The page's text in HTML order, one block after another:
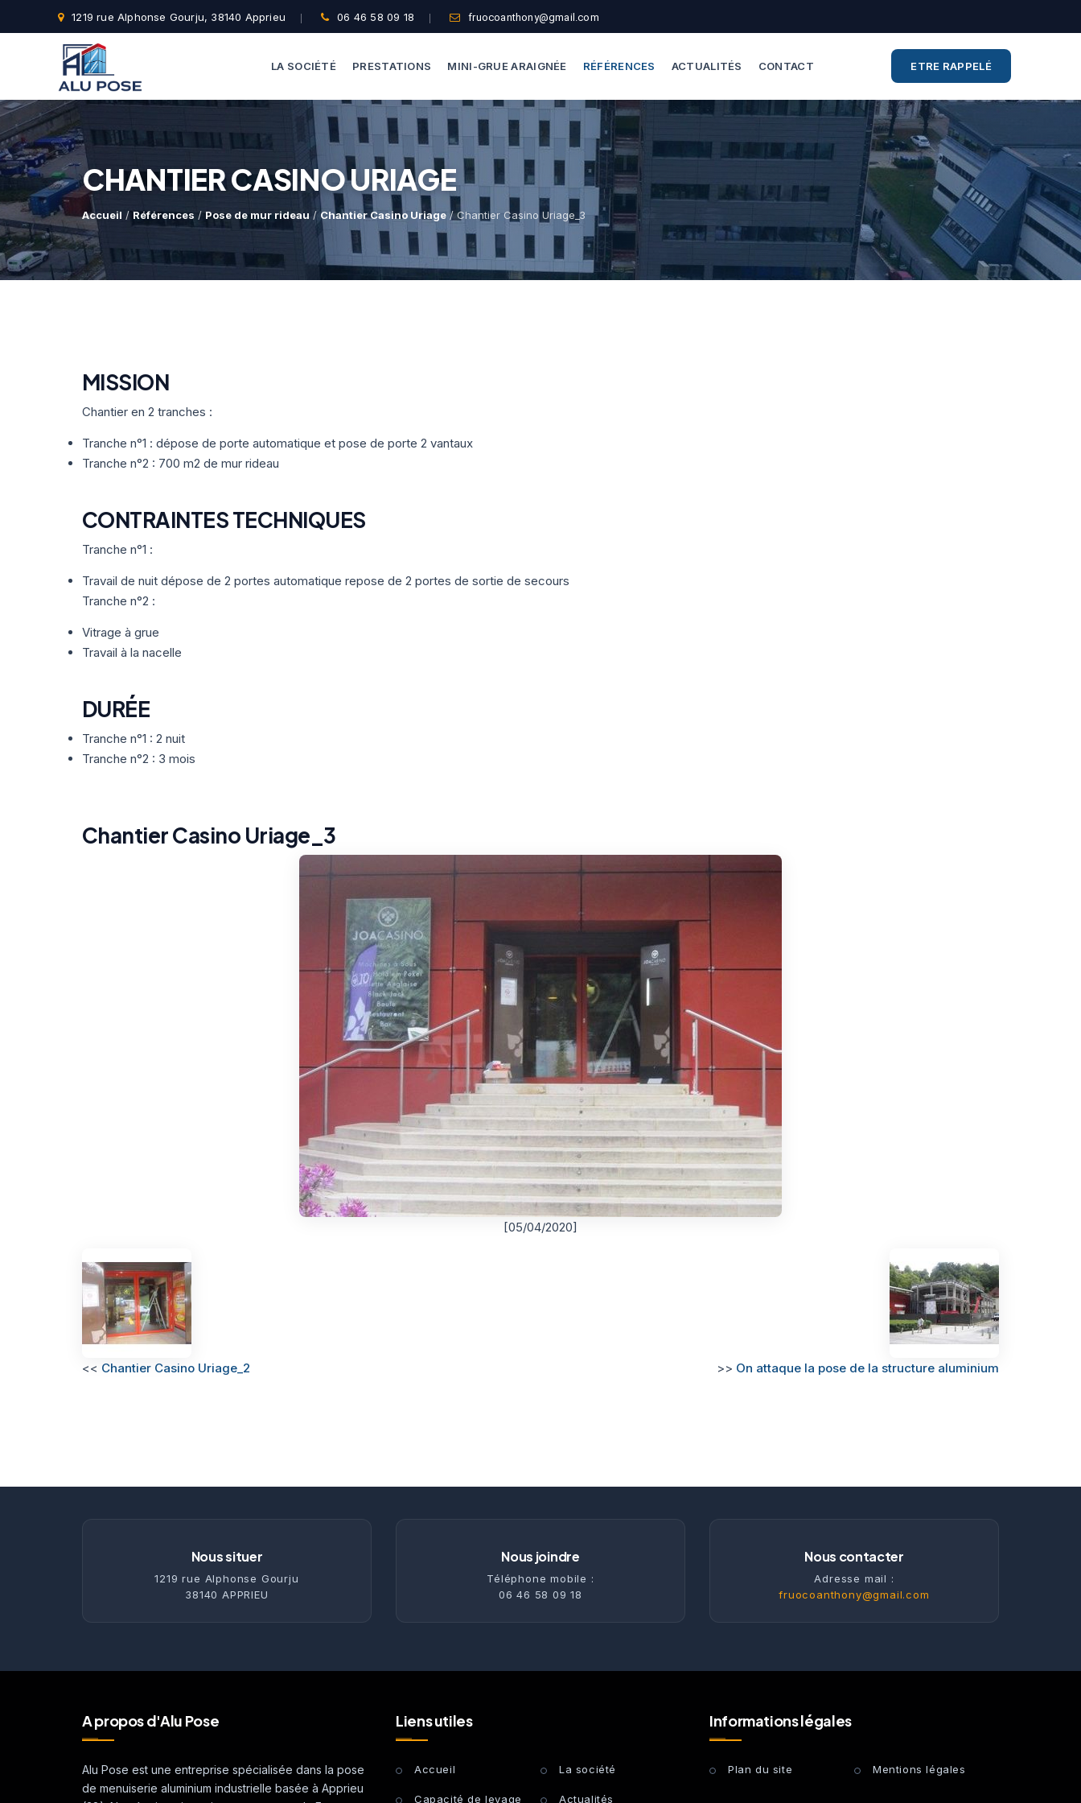
1219 rue Alphonse Gourju, 38140 Apprieu 06 46 58 09 18 fruocoanthony@gmail.com
LA SOCIÉTÉ PRESTATIONS
Dépannage Vitrages
Vitrine Magasin
Expertise Bris De Glace
Recherche De Fuite
MINI-GRUE ARAIGNÉE
Capacité De Levage
Nos Formules
RÉFÉRENCES ACTUALITÉS CONTACT ETRE RAPPELÉ
CHANTIER CASINO URIAGE
Accueil / Références /Pose de mur rideau / Chantier Casino Uriage / Chantier Casino Uriage_3
MISSION
Chantier en 2 tranches :
Tranche n°1 : dépose de porte automatique et pose de porte 2 vantaux
Tranche n°2 : 700 m2 de mur rideau
CONTRAINTES TECHNIQUES
Tranche n°1 :
Travail de nuit dépose de 2 portes automatique repose de 2 portes de sortie de secours
Tranche n°2 :
Vitrage à grue
Travail à la nacelle
DURÉE
Tranche n°1 : 2 nuit
Tranche n°2 : 3 mois
Chantier Casino Uriage_3
[05/04/2020]
<< Chantier Casino Uriage_2 >> On attaque la pose de la structure aluminium
Nous situer
1219 rue Alphonse Gourju
38140 APPRIEU
Nous joindre
Téléphone mobile :
06 46 58 09 18
Nous contacter
Adresse mail :
fruocoanthony@gmail.com
A propos d'Alu Pose
Alu Pose est une entreprise spécialisée dans la pose
de menuiserie aluminium industrielle basée à Apprieu
Liens utiles
Accueil La société
Capacité de levage Actualités
Informations légales
Plan du site Mentions légales